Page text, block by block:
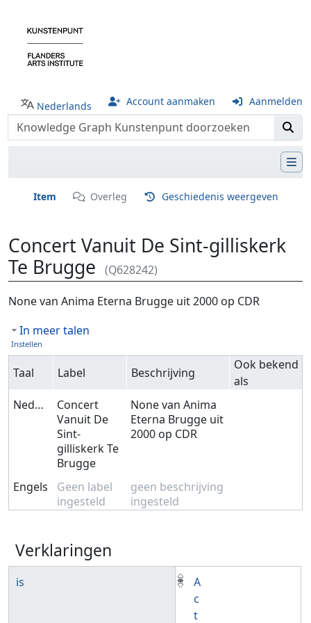
Nederlands Account aanmaken Aanmelden
Item Overleg Geschiedenis weergeven
Concert Vanuit De Sint-gilliskerk
Te Brugge
(Q628242)
Ga naar:navigatie,zoeken
None van Anima Eterna Brugge uit 2000 op CDR
In meer talen
Instellen
Taal Label Beschrijving
Ook bekend
als
Nederlands
Concert
Vanuit De
Sint-
gilliskerk Te
Brugge
None van Anima
Eterna Brugge uit
2000 op CDR
Engels
Geen label
ingesteld
geen beschrijving
ingesteld
Verklaringen
is
A
c
t